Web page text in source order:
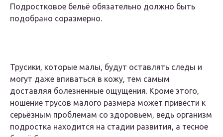
Подростковое бельё обязательно должно быть
подобрано соразмерно.
Трусики, которые малы, будут оставлять следы и
могут даже впиваться в кожу, тем самым
доставляя болезненные ощущения. Кроме этого,
ношение трусов малого размера может привести к
серьёзным проблемам со здоровьем, ведь организм
подростка находится на стадии развития, а тесное